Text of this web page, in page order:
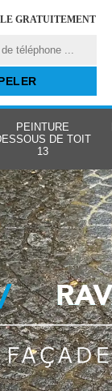
GRATUITEMENT
PEINTURE
DE TOIT
13